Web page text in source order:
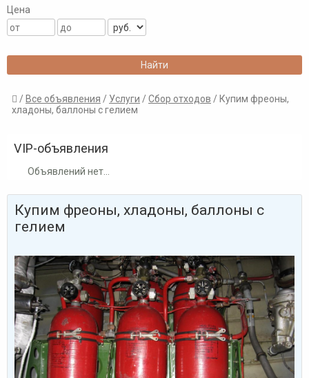
Цена
 / Все объявления / Услуги /Сбор отходов / Купим фреоны,
хладоны, баллоны с гелием
VIP-объявления
Объявлений нет...
Купим фреоны, хладоны, баллоны с
гелием